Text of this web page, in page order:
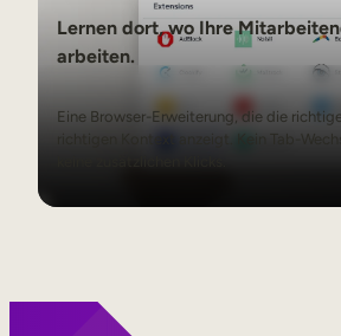
Lernen dort, wo Ihre
arbeiten.
Eine Browser-Erweiterung, die die
richtigen Kontext anzeigt. Kein Tab-